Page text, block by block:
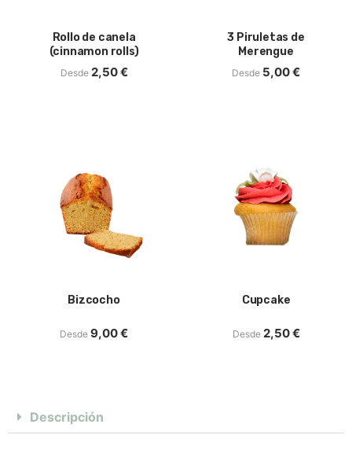
Rollo de canela
(cinnamon rolls)
Desde 2,50€
3 Piruletas de
Merengue
Desde 5,00€
Bizcocho
Desde 9,00€
Cupcake
Desde 2,50€
Descripción